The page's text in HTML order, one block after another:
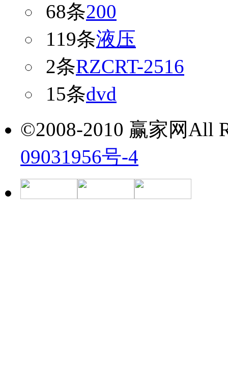
68条200
119条液压
2条RZCRT-2516
15条dvd
©2008-2010 赢家网All
09031956号-4